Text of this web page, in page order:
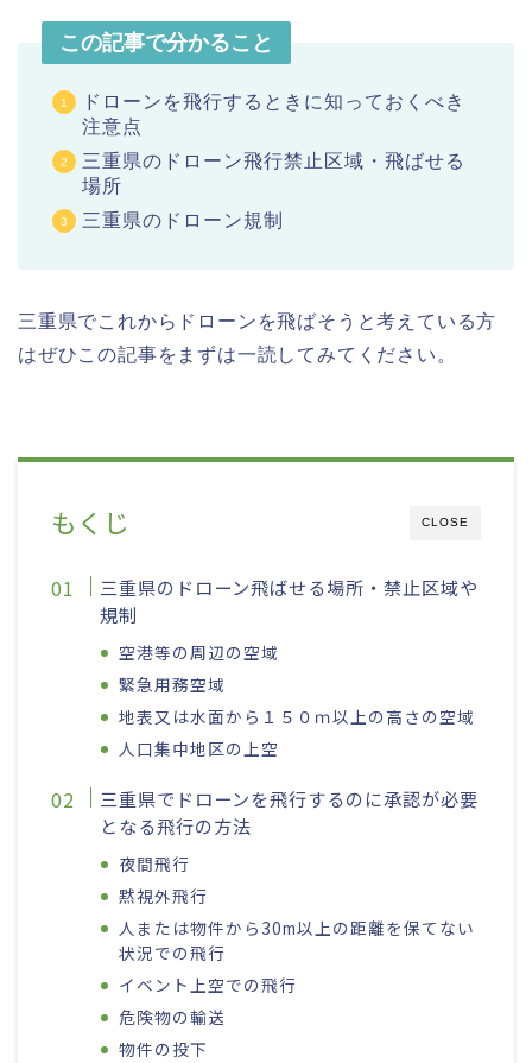
この記事で分かること
ドローンを飛行するときに知っておくべき
注意点
三重県のドローン飛行禁止区域・飛ばせる
場所
三重県のドローン規制
三重県でこれからドローンを飛ばそうと考えている方
はぜひこの記事をまずは一読してみてください。
CLOSE
もくじ
三重県のドローン飛ばせる場所・禁止区域や
規制
空港等の周辺の空域
緊急用務空域
地表又は水面から１５０ｍ以上の高さの空域
人口集中地区の上空
三重県でドローンを飛行するのに承認が必要
となる飛行の方法
夜間飛行
黙視外飛行
人または物件から30m以上の距離を保てない
状況での飛行
イベント上空での飛行
危険物の輸送
物件の投下